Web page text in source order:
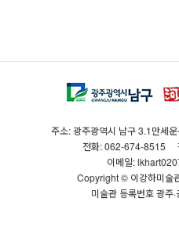
주소: 광주광역시 남구 3.1만세
전화: 062-674-8515
이메일:
Copyright © 이강하미술
미술관 등록번호 광